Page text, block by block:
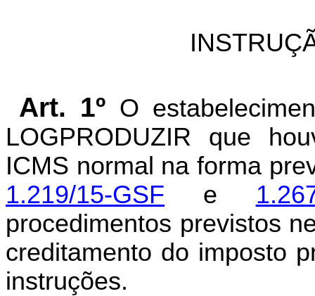
Art. 1º O
LOGPRODUZIR que
ICMS normal na forma
1.219/15-GSF e
procedimentos previstos
creditamento do imposto
instruções.